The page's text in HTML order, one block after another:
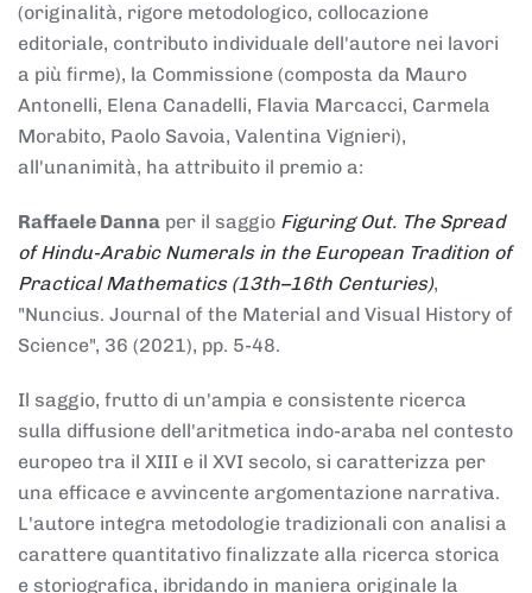
(originalità, rigore metodologico, collocazione
editoriale, contributo individuale dell'autore nei lavori
a più firme), la Commissione (composta da Mauro
Antonelli, Elena Canadelli, Flavia Marcacci, Carmela
Morabito, Paolo Savoia, Valentina Vignieri),
all'unanimità, ha attribuito il premio a:
Raffaele Danna per il saggio Figuring Out. The Spread
of Hindu-Arabic Numerals in the European Tradition of
Practical Mathematics (13th–16th Centuries),
"Nuncius. Journal of the Material and Visual History of
Science", 36 (2021), pp. 5-48.
Il saggio, frutto di un'ampia e consistente ricerca
sulla diffusione dell'aritmetica indo-araba nel contesto
europeo tra il XIII e il XVI secolo, si caratterizza per
una efficace e avvincente argomentazione narrativa.
L'autore integra metodologie tradizionali con analisi a
carattere quantitativo finalizzate alla ricerca storica
e storiografica, ibridando in maniera originale la